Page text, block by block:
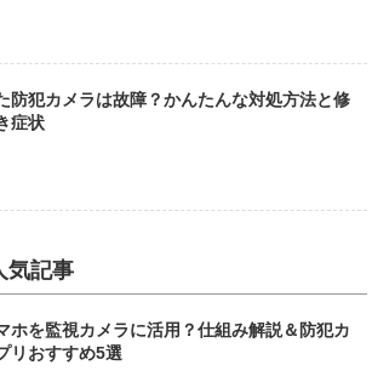
防犯カメラは故障？かんたんな対処方法と修
症状
気記事
ホを監視カメラに活用？仕組み解説＆防犯カ
リおすすめ5選